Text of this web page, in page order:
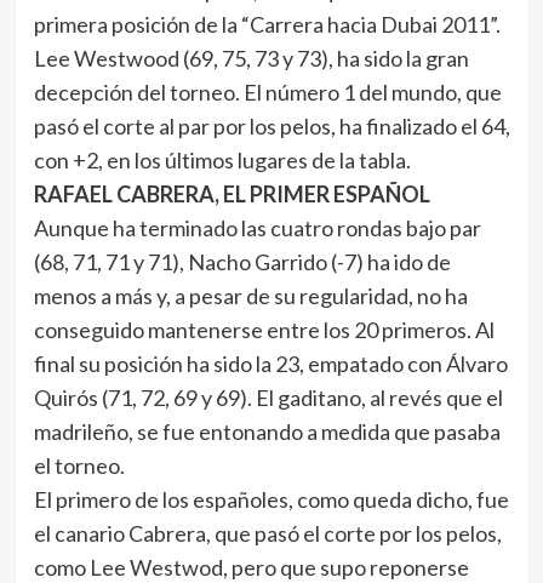
primera posición de la “Carrera hacia Dubai 2011”.
Lee Westwood (69, 75, 73 y 73), ha sido la gran
decepción del torneo. El número 1 del mundo, que
pasó el corte al par por los pelos, ha finalizado el 64,
con +2, en los últimos lugares de la tabla.
RAFAEL CABRERA, EL PRIMER ESPAÑOL
Aunque ha terminado las cuatro rondas bajo par
(68, 71, 71 y 71), Nacho Garrido (-7) ha ido de
menos a más y, a pesar de su regularidad, no ha
conseguido mantenerse entre los 20 primeros. Al
final su posición ha sido la 23, empatado con Álvaro
Quirós (71, 72, 69 y 69). El gaditano, al revés que el
madrileño, se fue entonando a medida que pasaba
el torneo.
El primero de los españoles, como queda dicho, fue
el canario Cabrera, que pasó el corte por los pelos,
como Lee Westwod, pero que supo reponerse